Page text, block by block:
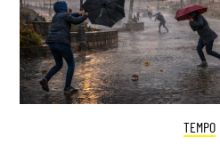
TEMPO